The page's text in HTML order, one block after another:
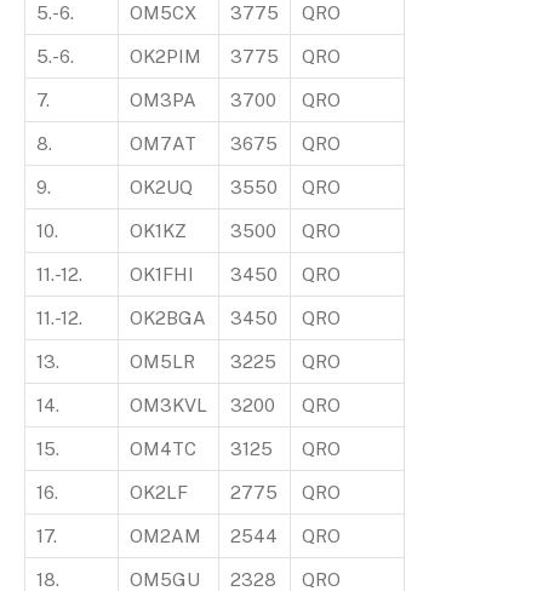
5.-6. OM5CX 3775 QRO
5.-6. OK2PIM 3775 QRO
7. OM3PA 3700 QRO
8. OM7AT 3675 QRO
9. OK2UQ 3550 QRO
10. OK1KZ 3500 QRO
11.-12. OK1FHI 3450 QRO
11.-12. OK2BGA 3450 QRO
13. OM5LR 3225 QRO
14. OM3KVL 3200 QRO
15. OM4TC 3125 QRO
16. OK2LF 2775 QRO
17. OM2AM 2544 QRO
18. OM5GU 2328 QRO